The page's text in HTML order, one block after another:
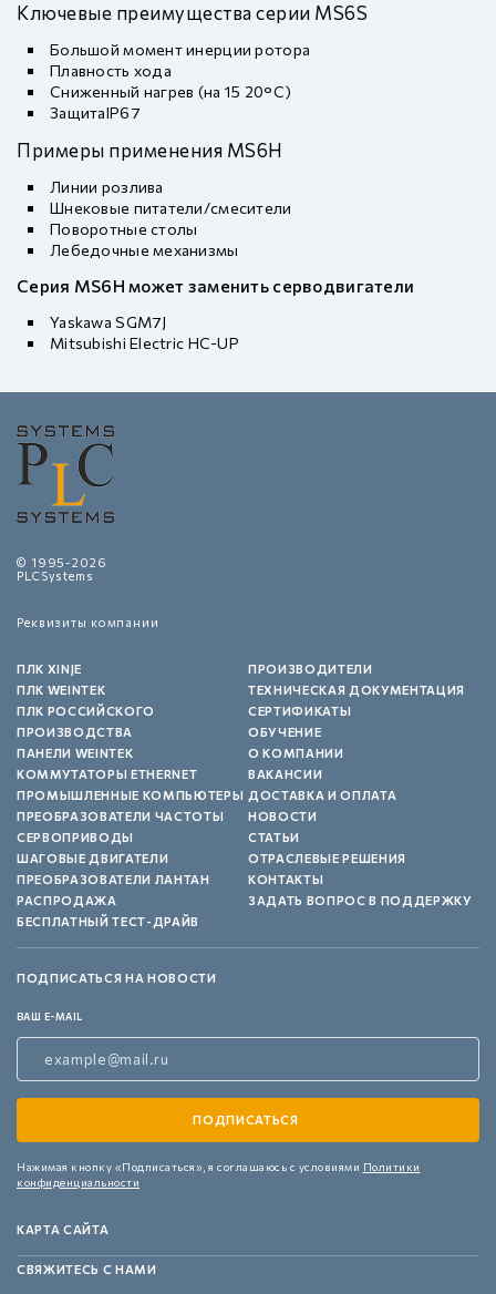
Ключевые преимущества серии MS6S
Большой момент инерции ротора
Плавность хода
Сниженный нагрев (на 15 20°C)
ЗащитаIP67
Примеры применения MS6H
Линии розлива
Шнековые питатели/смесители
Поворотные столы
Лебедочные механизмы
Серия MS6H может заменить серводвигатели
Yaskawa SGM7J
Mitsubishi Electric HC-UP
© 1995-2026
PLCSystems
Реквизиты компании
ПЛК XINJE
ПЛК WEINTEK
ПЛК РОССИЙСКОГО
ПРОИЗВОДСТВА
ПАНЕЛИ WEINTEK
КОММУТАТОРЫ ETHERNET
ПРОМЫШЛЕННЫЕ КОМПЬЮТЕРЫ
ПРЕОБРАЗОВАТЕЛИ ЧАСТОТЫ
СЕРВОПРИВОДЫ
ШАГОВЫЕ ДВИГАТЕЛИ
ПРЕОБРАЗОВАТЕЛИ ЛАНТАН
РАСПРОДАЖА
БЕСПЛАТНЫЙ ТЕСТ-ДРАЙВ
ПРОИЗВОДИТЕЛИ
ТЕХНИЧЕСКАЯ ДОКУМЕНТАЦИЯ
СЕРТИФИКАТЫ
ОБУЧЕНИЕ
О КОМПАНИИ
ВАКАНСИИ
ДОСТАВКА И ОПЛАТА
НОВОСТИ
СТАТЬИ
ОТРАСЛЕВЫЕ РЕШЕНИЯ
КОНТАКТЫ
ЗАДАТЬ ВОПРОС В ПОДДЕРЖКУ
ПОДПИСАТЬСЯ НА НОВОСТИ
ВАШ E-MAIL
Нажимая кнопку «Подписаться», я соглашаюсь с условиями Политики
конфиденциальности
КАРТА САЙТА
СВЯЖИТЕСЬ С НАМИ